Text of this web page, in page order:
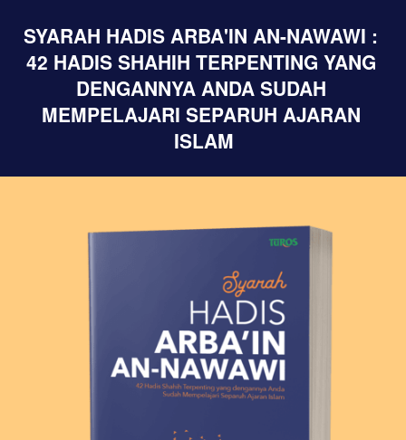
SYARAH HADIS ARBA'IN AN-NAWAWI :
42 HADIS SHAHIH TERPENTING YANG
DENGANNYA ANDA SUDAH
MEMPELAJARI SEPARUH AJARAN
ISLAM